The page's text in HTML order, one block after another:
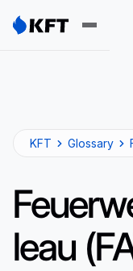
KFT Glossary
leau